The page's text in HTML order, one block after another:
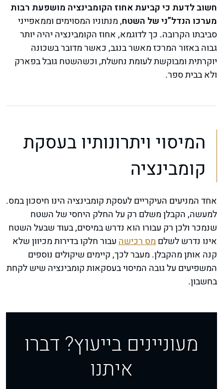
חשוב לדעת כי קביעת אחוז הקומבינציה מושפעת רבות
מערכו הנדל”ני של השטח, מנתוניו המסוימים וממאפייני
סביבתו הקרובה. כך לדוגמא, אחוז הקומבינציה יהיה יותר
גבוה באזור המרכז מאשר בנגב, כאשר מדובר בשכונה
יוקרתית ומבוקשת לעומת נחשלת, וכשהשטח גובל בפארק
ולא בבית ספר.
המיסוי ויתרונותיו בעסקת
קומבינציה
אחד המניעים העיקריים לעסקת קומבינציה הינו חיסכון במס.
למעשה, הקבלן משלם רק על החלק היחסי של השטח
שנמכר ולכן רק עבורו הוא נדרש במיסים, בעוד שבעל השטח
אינו נדרש לשלםמס רכישהעבור חלקו בדירות מכיוון שלא
קנה אותן מהקבלן. מעבר לכך, קיימים שיקולים נוספים
המשפיעים על גובה המיסוי בעסקאות קומבינציה שיש לקחת
בחשבון.
מעוניינים בייעוץ? דברו
איתנו